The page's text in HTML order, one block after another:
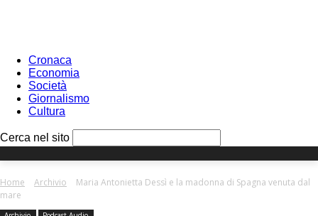
Cronaca
Economia
Società
Giornalismo
Cultura
your password
Cerca nel sito
Home Archivio
Maria Antonietta Dessì e la madonna di Spagna venuta dal
mare